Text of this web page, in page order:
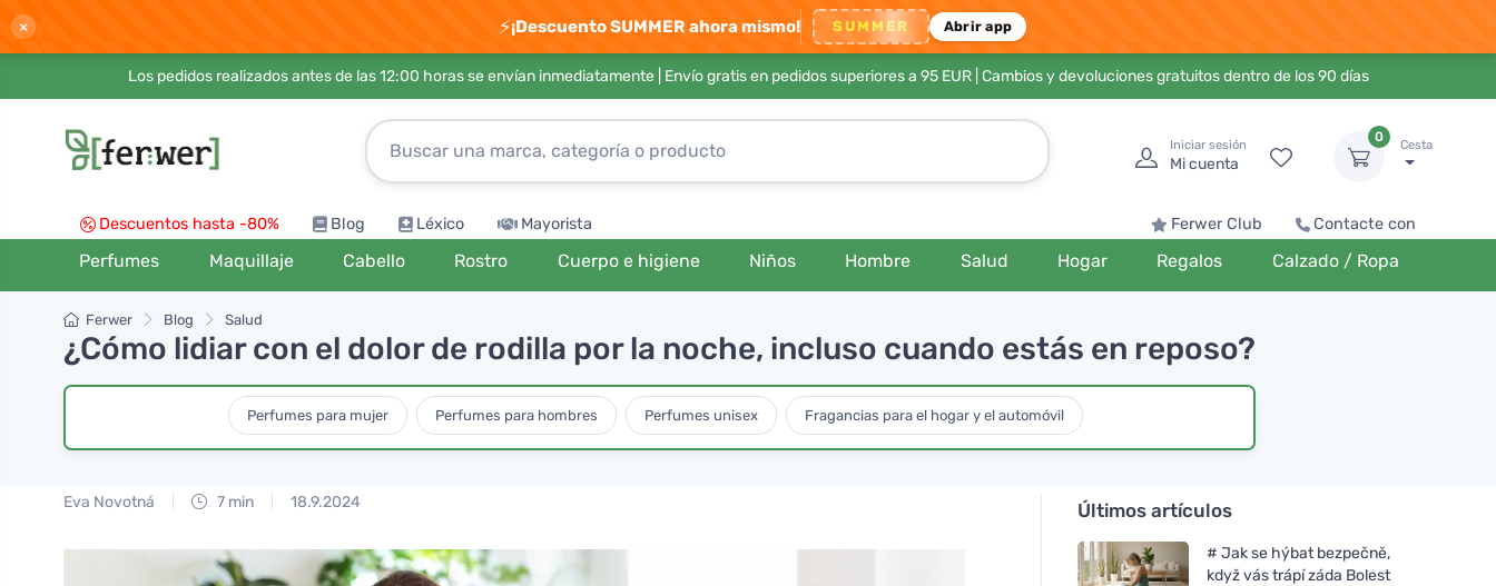
× ⚡¡Descuento SUMMER ahora mismo! SUMMER Abrir app
Los pedidos realizados antes de las 12:00 horas se envían inmediatamente | Envío gratis en pedidos superiores a 95 EUR| Cambios y devoluciones gratuitos dentro de los 90 días
Iniciar sesión
Mi cuenta
0
Cesta
Descuentos hasta -80% Blog Léxico Mayorista Ferwer Club Contacte con
Perfumes Maquillaje Cabello Rostro Cuerpo e higiene Niños Hombre Salud Hogar Regalos Calzado / Ropa
Ferwer Blog Salud
¿Cómo lidiar con el dolor de rodilla por la noche, incluso cuando estás en reposo?
Perfumes para mujer Perfumes para hombres Perfumes unisex Fragancias para el hogar y el automóvil
Eva Novotná 7 min 18.9.2024 Últimos artículos
# Jak se hýbat bezpečně,
když vás trápí záda Bolest